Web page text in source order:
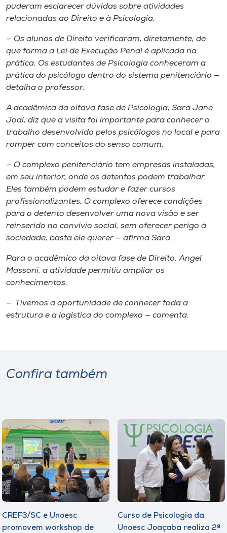
puderam esclarecer dúvidas sobre atividades
relacionadas ao Direito e à Psicologia.
— Os alunos de Direito verificaram, diretamente, de
que forma a Lei de Execução Penal é aplicada na
prática. Os estudantes de Psicologia conheceram a
prática do psicólogo dentro do sistema penitenciário —
detalha o professor.
A acadêmica da oitava fase de Psicologia, Sara Jane
Joal, diz que a visita foi importante para conhecer o
trabalho desenvolvido pelos psicólogos no local e para
romper com conceitos do senso comum.
— O complexo penitenciário tem empresas instaladas,
em seu interior, onde os detentos podem trabalhar.
Eles também podem estudar e fazer cursos
profissionalizantes. O complexo oferece condições
para o detento desenvolver uma nova visão e ser
reinserido no convívio social, sem oferecer perigo à
sociedade, basta ele querer — afirma Sara.
Para o acadêmico da oitava fase de Direito, Angel
Massoni, a atividade permitiu ampliar os
conhecimentos.
— Tivemos a oportunidade de conhecer toda a
estrutura e a logística do complexo — comenta.
Confira também
CREF3/SC e Unoesc
promovem workshop de
Curso de Psicologia da
Unoesc Joaçaba realiza 2ª